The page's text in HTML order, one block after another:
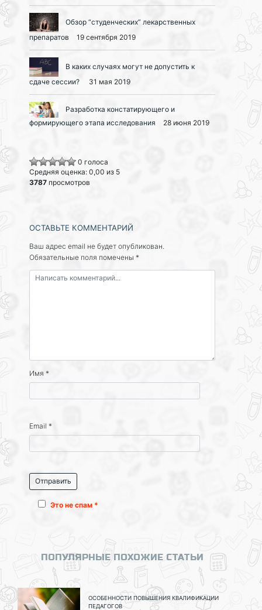
Обзор “студенческих” лекарственных
препаратов
19 сентября 2019
В каких случаях могут не допустить к
сдаче сессии?
31 мая 2019
Разработка констатирующего и
формирующего этапа исследования
28 июня 2019
0 голоса
Средняя оценка: 0,00 из 5
3787 просмотров
ОСТАВЬТЕ КОММЕНТАРИЙ
Ваш адрес email не будет опубликован.
Обязательные поля помечены *
Имя *
Email *
Это не спам *
ПОПУЛЯРНЫЕ ПОХОЖИЕ СТАТЬИ
ОСОБЕННОСТИ ПОВЫШЕНИЯ КВАЛИФИКАЦИИ
ПЕДАГОГОВ